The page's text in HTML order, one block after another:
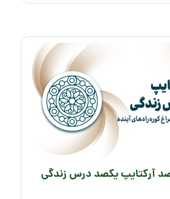
آرکتایپ یکصد درس زندگی